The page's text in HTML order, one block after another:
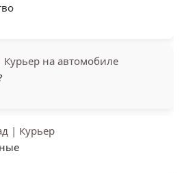
Курьер на автомобиле
| Курьер